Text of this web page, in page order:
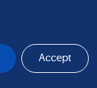
Accept